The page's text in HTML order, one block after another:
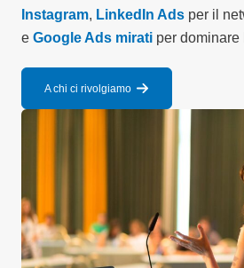
Instagram, LinkedIn Ads per il
e Google Ads mirati per
A chi ci rivolgiamo